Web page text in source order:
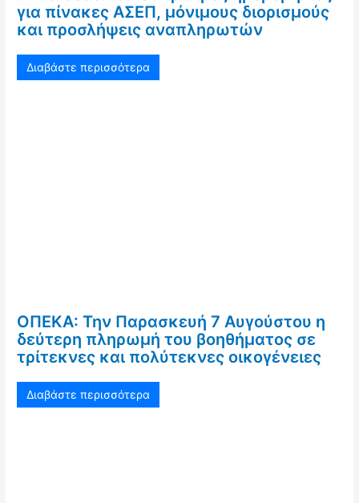
για πίνακες ΑΣΕΠ, μόνιμους διορισμούς
και προσλήψεις αναπληρωτών
Διαβάστε περισσότερα
ΟΠΕΚΑ: Την Παρασκευή 7 Αυγούστου η
δεύτερη πληρωμή του βοηθήματος σε
τρίτεκνες και πολύτεκνες οικογένειες
Διαβάστε περισσότερα